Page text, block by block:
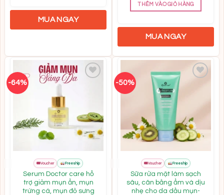
MUA NGAY
THÊM VÀO GIỎ HÀNG
MUA NGAY
-64%
FLASH
SALE
🎟Voucher Freeship
Serum Doctor care hỗ
trợ giảm mụn ẩn, mụn
trứng cá, mụn đỏ sưng
-50%
FLASH
SALE
🎟Voucher Freeship
Sữa rửa mặt làm sạch
sâu, cân bằng ẩm và dịu
nhẹ cho da dầu mụn-